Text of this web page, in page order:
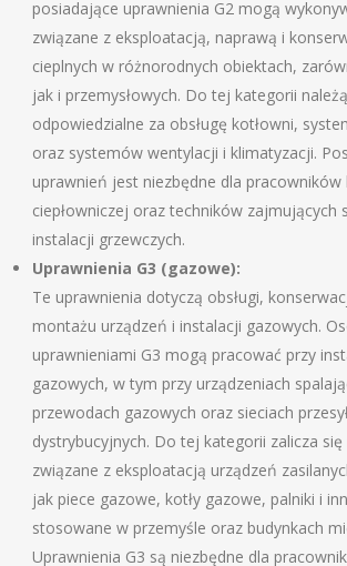
posiadające uprawnienia G2 mogą
związane z eksploatacją, naprawą i
cieplnych w różnorodnych obiektach,
jak i przemysłowych. Do tej kategorii
odpowiedzialne za obsługę kotłowni,
oraz systemów wentylacji i klimatyzacji.
uprawnień jest niezbędne dla pracowników
ciepłowniczej oraz techników zajmujących
instalacji grzewczych.
Uprawnienia G3 (gazowe):
Te uprawnienia dotyczą obsługi,
montażu urządzeń i instalacji gazowych.
uprawnieniami G3 mogą pracować przy
gazowych, w tym przy urządzeniach
przewodach gazowych oraz sieciach
dystrybucyjnych. Do tej kategorii zalicza
związane z eksploatacją urządzeń
jak piece gazowe, kotły gazowe, palniki i
stosowane w przemyśle oraz budynkach
Uprawnienia G3 są niezbędne dla